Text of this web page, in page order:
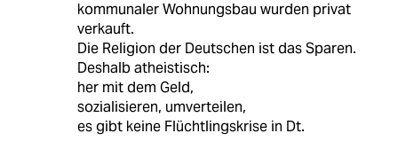
kommunaler Wohnungsbau wurden privat
verkauft.
Die Religion der Deutschen ist das Sparen.
Deshalb atheistisch:
her mit dem Geld,
sozialisieren, umverteilen,
es gibt keine Flüchtlingskrise in Dt.